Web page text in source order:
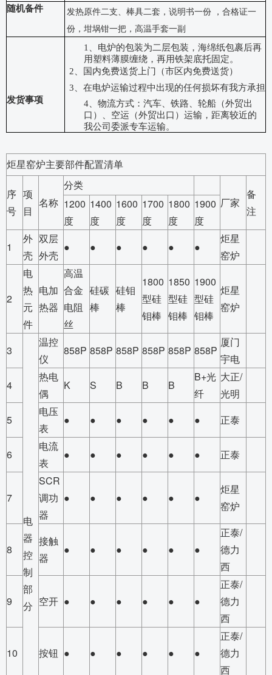
随机备件
发热原件二支、棒具二套，说明书一份
，合格证一
份，坩埚钳一把，高温手套一副
发货事项
1、电炉的包装为二层包装，海绵纸包裹后再
用塑料薄膜缠绕，再用铁架底托固定。
2、国内免费送货上门（市区内免费送货）
3、在电炉运输过程中出现的任何损坏有我方承担
4、物流方式：汽车、铁路、轮船（外贸出
口）、空运（外贸出口）运输，距离较近的
我公司委派专车运输。
炬星窑炉主要部件配置清单
序
号
项
目
名称
分类
厂家
备
注
1200
度
1400
度
1600
度
1700
度
1800
度
1900
度
1
外
壳
双层
外壳
● ● ● ● ● ●
炬星
窑炉
2
电
热
元
件
电加
热器
高温
合金
电阻
丝
硅碳
棒
硅钼
棒
1800
型硅
钼棒
1850
型硅
钼棒
1900
型硅
钼棒
炬星
窑炉
3
电
器
控
制
部
分
温控
仪
858P 858P 858P 858P 858P 858P
厦门
宇电
4
热电
偶
K S B B B
B+光
纤
大正/
光明
5
电压
表
● ● ● ● ● ● 正泰
6
电流
表
● ● ● ● ● ● 正泰
7
SCR
调功
器
● ● ● ● ● ●
炬星
窑炉
8
接触
器
● ● ● ● ● ●
正泰/
德力
西
9 空开 ● ● ● ● ● ●
正泰/
德力
西
10 按钮 ● ● ● ● ● ●
正泰/
德力
西